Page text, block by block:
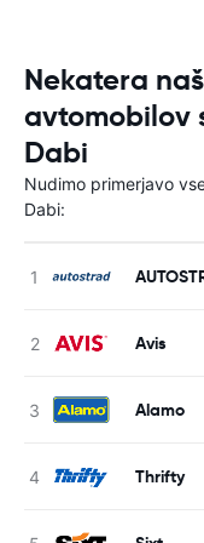
Nekatera
avtomobilov
Dabi
Nudimo primerjavo
Dabi:
Avis
Alamo
Thrifty